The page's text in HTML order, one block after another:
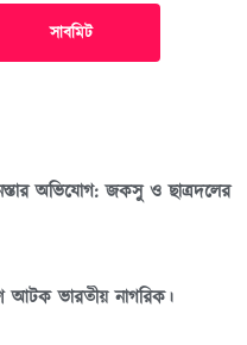
সাবমিট
অভিযোগ: জকসু ও ছাত্রদলের
আটক ভারতীয় নাগরিক।